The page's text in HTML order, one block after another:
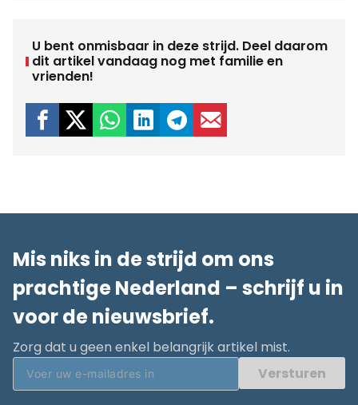
U bent onmisbaar in deze strijd. Deel daarom
dit artikel vandaag nog met familie en
vrienden!
Mis niks in de strijd om ons
prachtige Nederland – schrijf u in
voor de nieuwsbrief.
Zorg dat u geen enkel belangrijk artikel mist.
Versturen